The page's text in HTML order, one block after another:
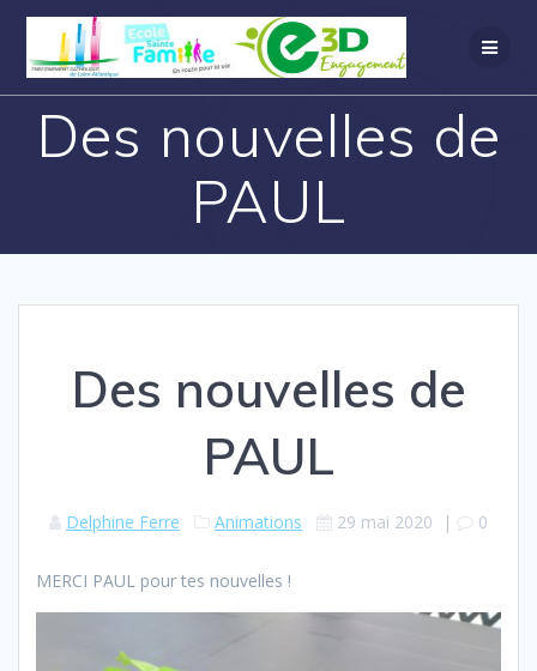
Des nouvelles de
PAUL
Des nouvelles de
PAUL
Delphine Ferre Animations 29 mai 2020 | 0
MERCI PAUL pour tes nouvelles !